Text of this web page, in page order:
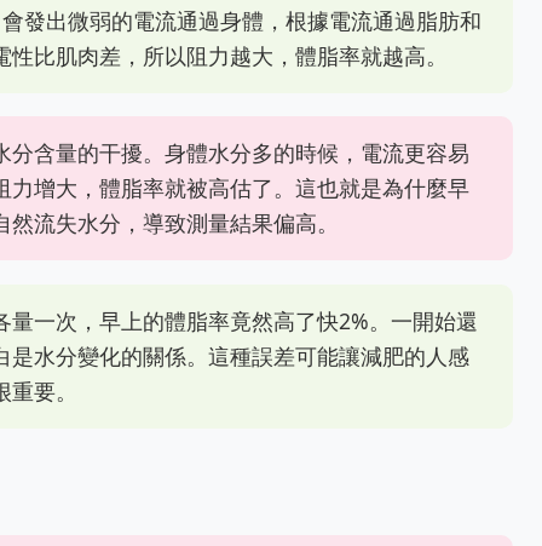
發出微弱的電流通過身體，根據電流通過脂肪和
比肌肉差，所以阻力越大，體脂率就越高。
含量的干擾。身體水分多的時候，電流更容易
增大，體脂率就被高估了。這也就是為什麼早
流失水分，導致測量結果偏高。
一次，早上的體脂率竟然高了快2%。一開始還
水分變化的關係。這種誤差可能讓減肥的人感
要。